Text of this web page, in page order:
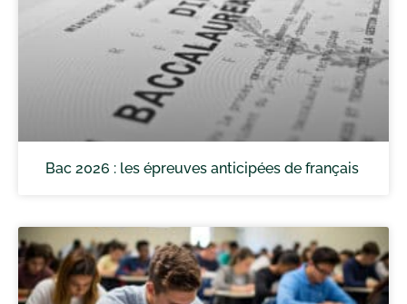
Bac 2026 : les épreuves anticipées de français